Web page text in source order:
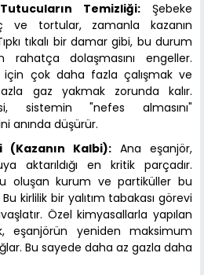
Temizliği: Şebeke
ve tortular, zamanla kazanın
tıkalı bir damar gibi, bu durum
rahatça dolaşmasını engeller.
için çok daha fazla çalışmak ve
gaz yakmak zorunda kalır.
sistemin "nefes almasını"
anında düşürür.
(Kazanın Kalbi): Ana eşanjör,
aktarıldığı en kritik parçadır.
oluşan kurum ve partiküller bu
kirlilik bir yalıtım tabakası görevi
Özel kimyasallarla yapılan
eşanjörün yeniden maksimum
Bu sayede daha az gazla daha